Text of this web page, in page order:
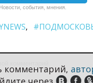
Новости, события, мнения.
комментарий,